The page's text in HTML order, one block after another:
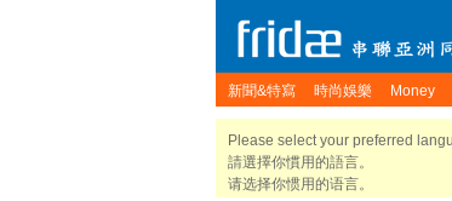
新聞&特寫 時尚娛樂 Money
Please select your preferred
請選擇你慣用的語言。
请选择你惯用的语言。